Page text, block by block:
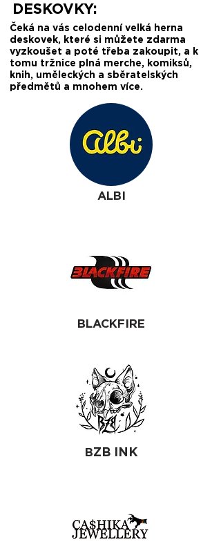
DESKOVKY:
Čeká na vás celodenní velká herna
deskovek, které si můžete zdarma
vyzkoušet a poté třeba zakoupit, a k
tomu tržnice plná merche, komiksů,
knih, uměleckých a sběratelských
předmětů a mnohem více.
ALBI
BLACKFIRE
BZB INK